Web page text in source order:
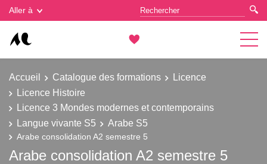
Aller à
Accueil Catalogue des formations
Licence
Licence Histoire
Licence 3 Mondes modernes et contemporains
Langue vivante S5
Arabe S5
Arabe consolidation A2 semestre 5
Arabe consolidation A2 semestre 5
Gestion des cookies